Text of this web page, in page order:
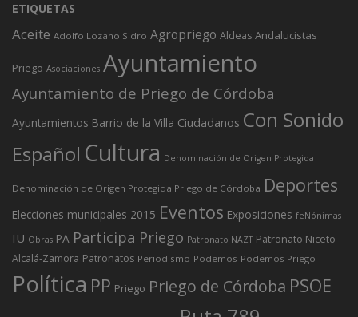
ETIQUETAS
Aceite Adolfo Lozano Sidro Agropriego Aldeas Andalucistas
Priego Asociaciones Ayuntamiento
Ayuntamiento de Priego de Córdoba
Ayuntamientos Barrio de la Villa Ciudadanos Con Sonido
Español Cultura Denominación de Origen Protegida
Denominación de Origen Protegida Priego de Córdoba Deportes
Elecciones municipales 2015 Eventos Exposiciones feNónimas
IU Obras PA Participa Priego Patronato NAZT Patronato Niceto
Alcalá-Zamora Patronatos Periodismo Podemos Podemos Priego
Política PP Priego Priego de Córdoba PSOE